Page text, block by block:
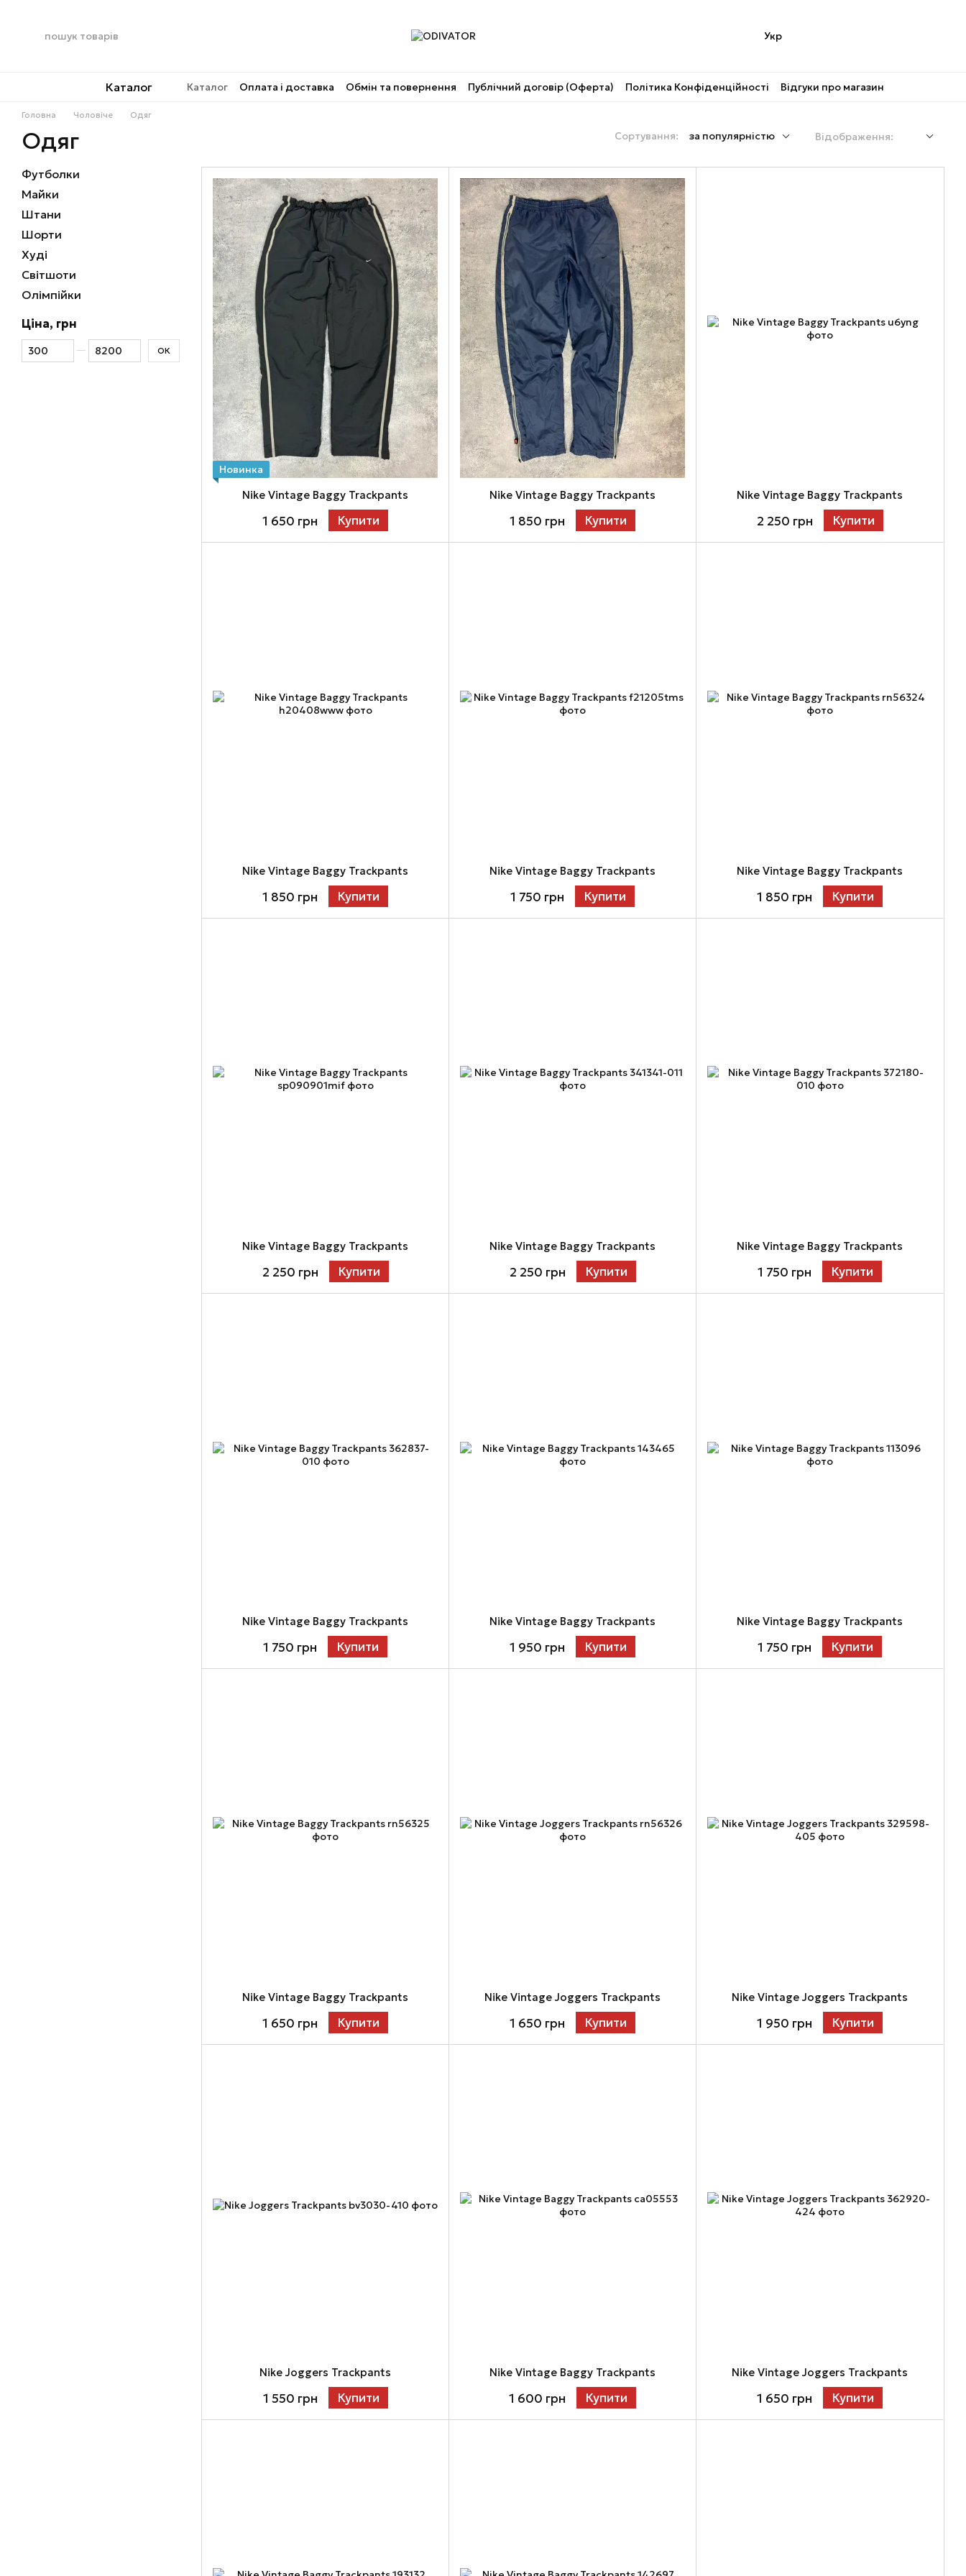
Укр
Каталог Каталог Оплата і доставка Обмін та повернення Публічний договір (Оферта) Політика Конфіденційності Відгуки про магазин
Головна Чоловіче Одяг
Одяг Сортування: за популярністю Відображення:
Новинка
Nike Vintage Baggy Trackpants
1 650 грн Купити
Nike Vintage Baggy Trackpants
1 850 грн Купити
Nike Vintage Baggy Trackpants
2 250 грн Купити
Nike Vintage Baggy Trackpants
1 850 грн Купити
Nike Vintage Baggy Trackpants
1 750 грн Купити
Nike Vintage Baggy Trackpants
1 850 грн Купити
Nike Vintage Baggy Trackpants
2 250 грн Купити
Nike Vintage Baggy Trackpants
2 250 грн Купити
Nike Vintage Baggy Trackpants
1 750 грн Купити
Nike Vintage Baggy Trackpants
1 750 грн Купити
Nike Vintage Baggy Trackpants
1 950 грн Купити
Nike Vintage Baggy Trackpants
1 750 грн Купити
Nike Vintage Baggy Trackpants
1 650 грн Купити
Nike Vintage Joggers Trackpants
1 650 грн Купити
Nike Vintage Joggers Trackpants
1 950 грн Купити
Nike Joggers Trackpants
1 550 грн Купити
Nike Vintage Baggy Trackpants
1 600 грн Купити
Nike Vintage Joggers Trackpants
1 650 грн Купити
Футболки
Майки
Штани
Шорти
Худі
Світшоти
Олімпійки
Ціна, грн
Від Ціна, грн
До Ціна, грн ОК